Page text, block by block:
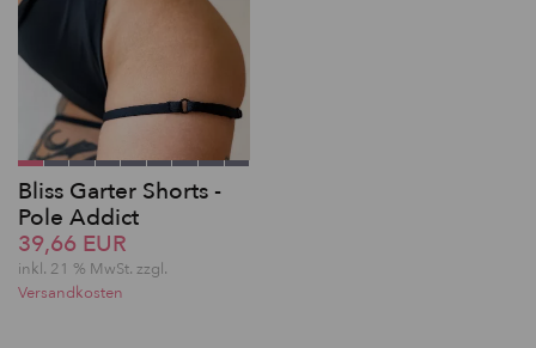
Bliss Garter Shorts -
Pole Addict
39,66 EUR
inkl. 21 % MwSt. zzgl.
Versandkosten